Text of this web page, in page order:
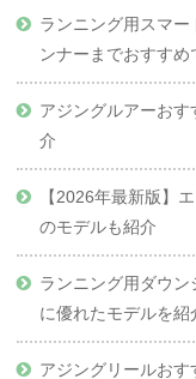
ランニング用スマ
ンナーまでおすす
アジングルアーお
介
【2026年最新版】
のモデルも紹介
ランニング用ダウ
に優れたモデルを紹
アジングリールお